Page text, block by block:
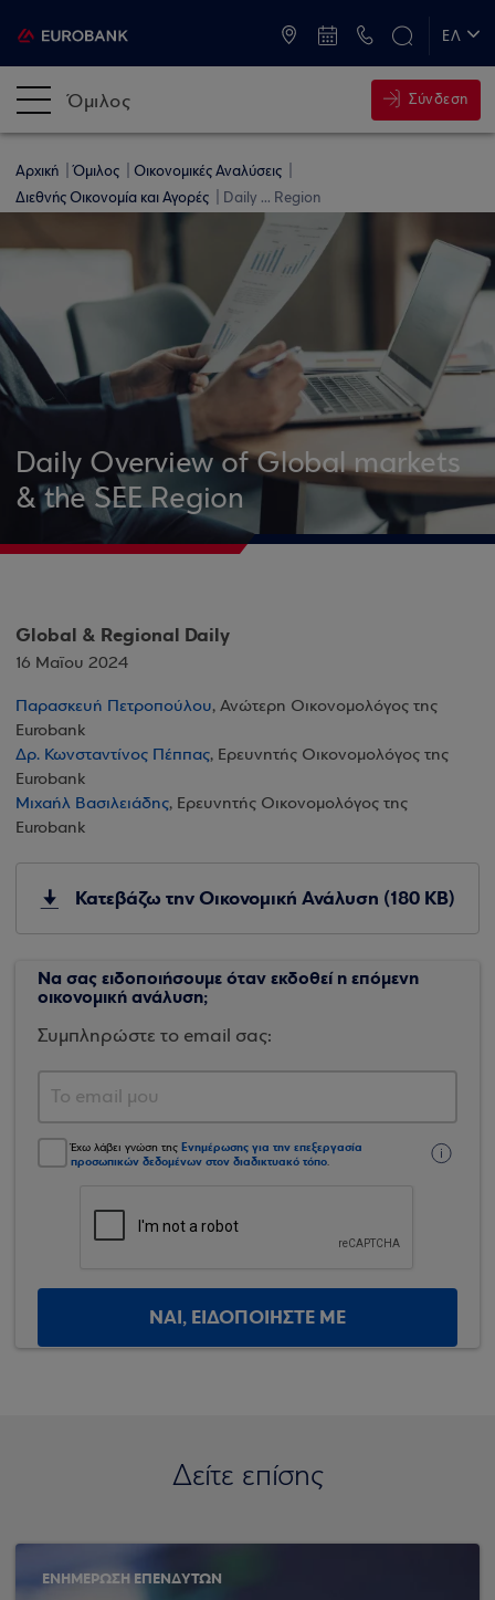
ΕΛ
Όμιλος Σύνδεση
Αρχική Όμιλος
Οικονομικές Αναλύσεις
Διεθνής Οικονομία και Αγορές
Daily ... Region
Daily Overview of Global markets
& the SEE Region
Global & Regional Daily
16 Μαΐου 2024
Παρασκευή Πετροπούλου, Ανώτερη Οικονομολόγος της
Eurobank
Δρ. Κωνσταντίνος Πέππας, Ερευνητής Οικονομολόγος της
Eurobank
Μιχαήλ Βασιλειάδης, Ερευνητής Οικονομολόγος της
Eurobank
Κατεβάζω την Οικονομική Ανάλυση (180 KB)
Να σας ειδοποιήσουμε όταν εκδοθεί η επόμενη
οικονομική ανάλυση;
Συμπληρώστε το email σας:
Έχω λάβει γνώση της Ενημέρωσης για την επεξεργασία
προσωπικών δεδομένων στον διαδικτυακό τόπο.
ΝΑΙ, ΕΙΔΟΠΟΙΗΣΤΕ ΜΕ
Δείτε επίσης
ΕΝΗΜΕΡΩΣΗ ΕΠΕΝΔΥΤΩΝ